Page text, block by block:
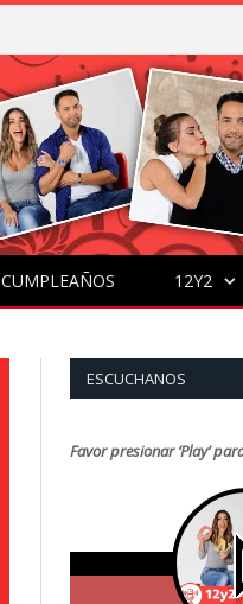
CUMPLEAÑOS 12Y2
ESCUCHANOS
Favor presionar ‘Play’